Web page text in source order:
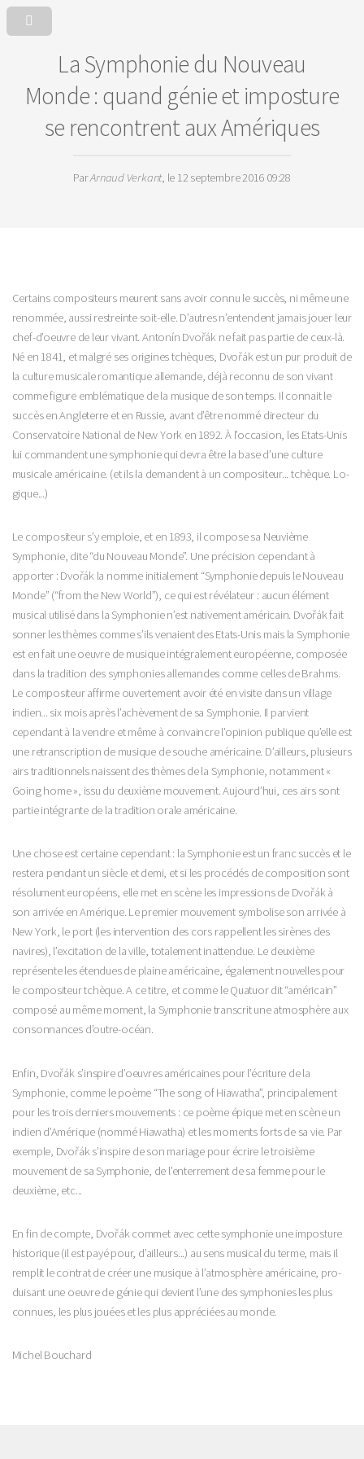
La Symphonie du Nouveau
Monde : quand génie et imposture
se rencontrent aux Amériques
ParArnaud Verkant, le 12 septembre 2016 09:28
Certains compositeurs meurent sans avoir connu le suc­cès, ni même une
renommée, aussi restreinte soit-elle. D’autres n’entendent jamais jouer leur
chef-d’oeuvre de leur vivant. An­tonín Dvořák ne fait pas partie de ceux-là.
Né en 1841, et malgré ses origines tchèques, Dvořák est un pur produit de
la culture musi­cale romantique allemande, déjà reconnu de son vivant
comme figure emblématique de la mu­sique de son temps. Il connait le
succès en Angleterre et en Rus­sie, avant d’être nommé directeur du
Conservatoire National de New York en 1892. À l’occasion, les Etats-Unis
lui commandent une symphonie qui devra être la base d’une culture
musicale américaine. (et ils la demandent à un compositeur... tchèque. Lo­
gique...)
Le compositeur s’y emploie, et en 1893, il compose sa Neuvième
Symphonie, dite “du Nouveau Monde”. Une précision cependant à
apporter : Dvořák la nomme initialement “Symphonie depuis le Nouveau
Monde” (“from the New World”), ce qui est révélateur : aucun élément
musical utilisé dans la Symphonie n’est nativement américain. Dvořák fait
sonner les thèmes comme s’ils venaient des Etats-Unis mais la Symphonie
est en fait une oeuvre de musique intégralement européenne, composée
dans la tradition des symphonies allemandes comme celles de Brahms.
Le compositeur affirme ouvertement avoir été en visite dans un village
indien... six mois après l’achèvement de sa Symphonie. Il parvient
cependant à la vendre et même à convaincre l’opinion publique qu’elle est
une retranscription de musique de souche américaine. D’ailleurs, plusieurs
airs traditionnels naissent des thèmes de la Symphonie, notamment «
Going home », issu du deuxième mouvement. Aujourd’hui, ces airs sont
partie intégrante de la tradition orale américaine.
Une chose est certaine cependant : la Symphonie est un franc succès et le
restera pendant un siècle et demi, et si les procé­dés de composition sont
résolu­ment européens, elle met en scène les impressions de Dvořák à
son arrivée en Amérique. Le premier mouvement symbolise son arri­vée à
New York, le port (les inter­vention des cors rappellent les si­rènes des
navires), l’excitation de la ville, totalement inattendue. Le deuxième
représente les étendues de plaine américaine, également nouvelles pour
le compositeur tchèque. A ce titre, et comme le Quatuor dit “américain”
compo­sé au même moment, la Sympho­nie transcrit une atmosphère aux
consonnances d’outre-océan.
Enfin, Dvořák s’inspire d’oeuvres américaines pour l’écri­ture de la
Symphonie, comme le poème “The song of Hiawatha”, principalement
pour les trois derniers mouvements : ce poème épique met en scène un
indien d’Amérique (nommé Hiawatha) et les moments forts de sa vie. Par
exemple, Dvořák s’inspire de son mariage pour écrire le troisième
mouvement de sa Symphonie, de l’enterrement de sa femme pour le
deuxième, etc...
En fin de compte, Dvořák commet avec cette symphonie une imposture
historique (il est payé pour, d’ailleurs...) au sens musical du terme, mais il
remplit le contrat de créer une musique à l’atmosphère américaine, pro­
duisant une oeuvre de génie qui devient l’une des symphonies les plus
connues, les plus jouées et les plus appréciées au monde.
Michel Bouchard